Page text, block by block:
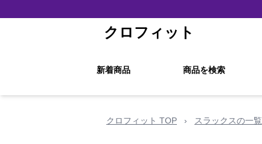
クロフィット
新着商品 商品を検索
クロフィット TOP › スラックスの一覧